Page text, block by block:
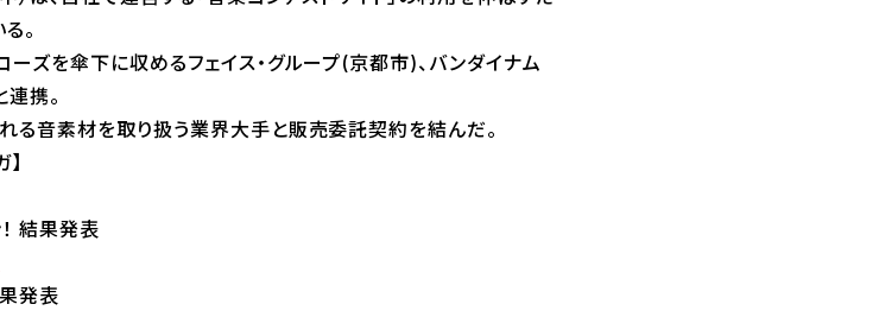
。
ズを傘下に収めるフェイス・グループ(京都市)、バンダイナム
携。
音素材を取り扱う業界大手と販売委託契約を結んだ。
結果発表
発表